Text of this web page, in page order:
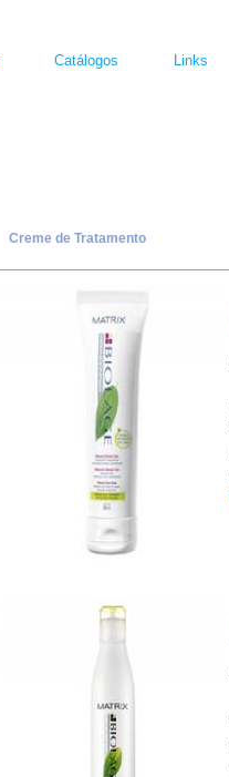
Catálogos Links
Creme de Tratamento